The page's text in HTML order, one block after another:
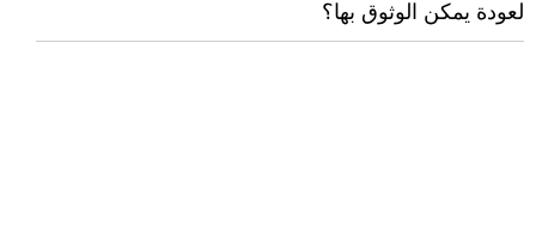
لعودة يمكن الوثوق بها؟